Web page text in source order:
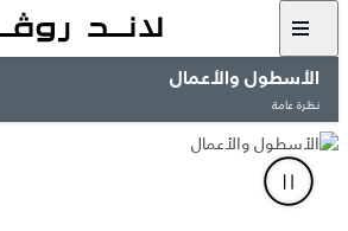
الأسطول والأعمال
نظرة عامة